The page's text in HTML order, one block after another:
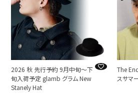
2026 秋 先行予約 9月中旬～下
旬入荷予定 glamb グラム New
Stanely Hat
The
スサマ